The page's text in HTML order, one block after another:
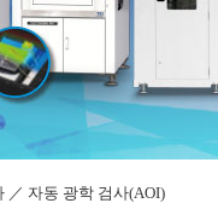
／ 자동 광학 검사(AOI)